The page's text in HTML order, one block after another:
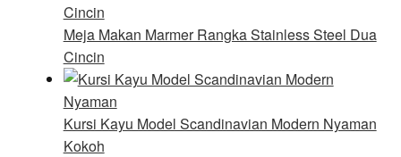
Meja Makan Marmer Rangka Stainless Steel Dua
Cincin
Kursi Kayu Model Scandinavian Modern Nyaman
Kokoh